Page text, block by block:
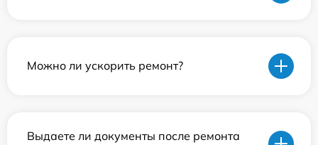
Можно ли ускорить ремонт?
Выдаете ли документы после ремонта